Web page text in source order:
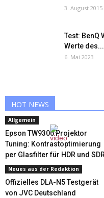
3. August 2015
Test: BenQ
Werte des...
6. Mai 2023
HOT NEWS
Allgemein
Epson TW9300 Projektor
Tuning: Kontrastoptimierung
per Glasfilter für HDR und SDR
Neues aus der Redaktion
Offizielles DLA-N5 Testgerät
von JVC Deutschland